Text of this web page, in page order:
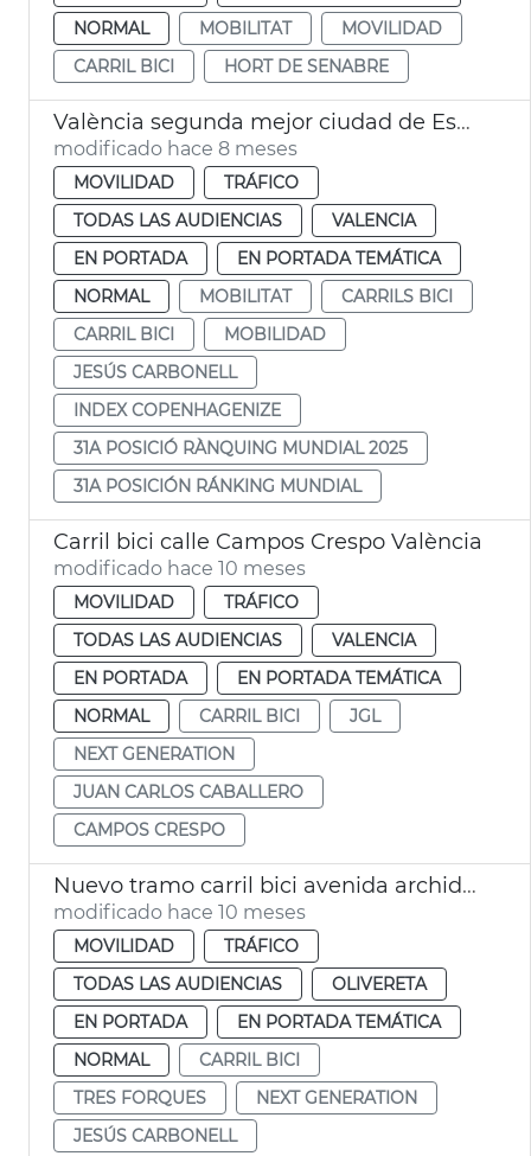
NORMAL
MOBILITAT
MOVILIDAD
CARRIL BICI
HORT DE SENABRE
València segunda mejor ciudad de España para moverse en bici
modificado hace 8 meses
MOVILIDAD
TRÁFICO
TODAS LAS AUDIENCIAS
VALENCIA
EN PORTADA
EN PORTADA TEMÁTICA
NORMAL
MOBILITAT
CARRILS BICI
CARRIL BICI
MOBILIDAD
JESÚS CARBONELL
INDEX COPENHAGENIZE
31A POSICIÓ RÀNQUING MUNDIAL 2025
31A POSICIÓN RÁNKING MUNDIAL
Carril bici calle Campos Crespo València
modificado hace 10 meses
MOVILIDAD
TRÁFICO
TODAS LAS AUDIENCIAS
VALENCIA
EN PORTADA
EN PORTADA TEMÁTICA
NORMAL
CARRIL BICI
JGL
NEXT GENERATION
JUAN CARLOS CABALLERO
CAMPOS CRESPO
Nuevo tramo carril bici avenida archiduque Carlos València
modificado hace 10 meses
MOVILIDAD
TRÁFICO
TODAS LAS AUDIENCIAS
OLIVERETA
EN PORTADA
EN PORTADA TEMÁTICA
NORMAL
CARRIL BICI
TRES FORQUES
NEXT GENERATION
JESÚS CARBONELL